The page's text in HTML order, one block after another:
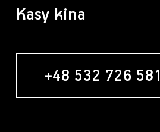
Kasy kina
+48 532 726 581